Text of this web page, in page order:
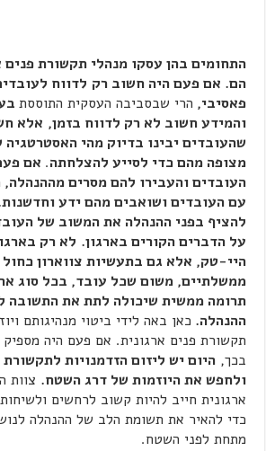
התחומים בהן עסקו מנהלי תקשורת פנים
הם. אם פעם היה חשוב רק לדווח
פאסיבי, הרי שבסביבה העסקית התוססת
והמידע חשוב לא רק לדווח בזמן, אלא
שהעובדים יבינו בדיוק מהי האסטרטגיה
מצופה מהם כדי לסייע להצלחתה. אם
העובדים והעבירו להם מסרים
עם העובדים ושואבים מהם ידע
להציף בפני ההנהלה את המשוב של
על הדברים הקורים בארגון. לא רק
היי-טק, אלא גם בתעשיות צווארון כחול
ממשלתיים, משום שכל עובד, בכל סוג
תרומה ממשית שיכולה לתת את התשובה
ההנהלה. כאן באה לידי ביטוי מנהיגותם
תקשורת פנים ארגונית. אם פעם היה
בכך,היום יש ליזום הזדמנויות
ולחפש את היוזמות של דרג השטח. צוות
ארגונית חייב להיות קשוב לרחשים
כדי להאיר את תשומת הלב של ההנהלה
מתחת לפני השטח.